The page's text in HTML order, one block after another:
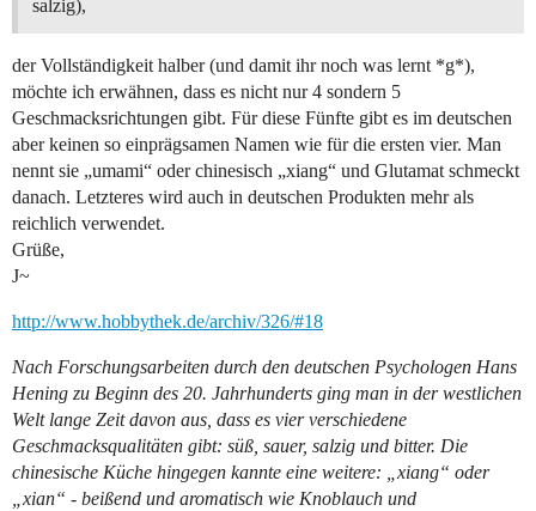
salzig),
der Vollständigkeit halber (und damit ihr noch was lernt *g*),
möchte ich erwähnen, dass es nicht nur 4 sondern 5
Geschmacksrichtungen gibt. Für diese Fünfte gibt es im deutschen
aber keinen so einprägsamen Namen wie für die ersten vier. Man
nennt sie „umami“ oder chinesisch „xiang“ und Glutamat schmeckt
danach. Letzteres wird auch in deutschen Produkten mehr als
reichlich verwendet.
Grüße,
J~
http://www.hobbythek.de/archiv/326/#18
Nach Forschungsarbeiten durch den deutschen Psychologen Hans
Hening zu Beginn des 20. Jahrhunderts ging man in der westlichen
Welt lange Zeit davon aus, dass es vier verschiedene
Geschmacksqualitäten gibt: süß, sauer, salzig und bitter. Die
chinesische Küche hingegen kannte eine weitere: „xiang“ oder
„xian“ - beißend und aromatisch wie Knoblauch und